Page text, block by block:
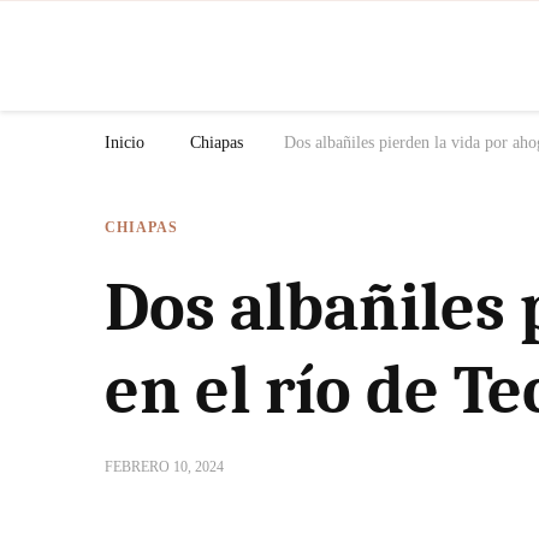
Inicio Chiapas Dos albañiles pierden la vida por
CHIAPAS
Dos albañiles
en el río de
FEBRERO 10, 2024